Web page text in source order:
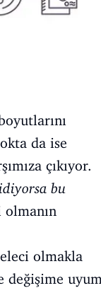
da ise
çıkıyor.
bu
olmakla
değişime